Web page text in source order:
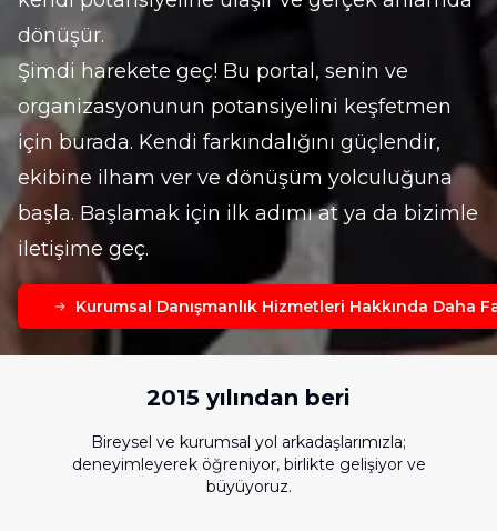
dönüşür.
Şimdi harekete geç! Bu portal, senin ve
organizasyonunun potansiyelini keşfetmen
için burada. Kendi farkındalığını güçlendir,
ekibine ilham ver ve dönüşüm yolculuğuna
başla. Başlamak için ilk adımı at ya da bizimle
iletişime geç.
Kurumsal Danışmanlık Hizmetleri Hakkında Daha
2015 yılından beri
Bireysel ve kurumsal yol arkadaşlarımızla;
deneyimleyerek öğreniyor, birlikte gelişiyor ve
büyüyoruz.